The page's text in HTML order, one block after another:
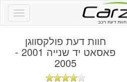
חוות דעת רכב
חוות דעת פולקסווגן
פאסאט יד שנייה 2001 -
2005